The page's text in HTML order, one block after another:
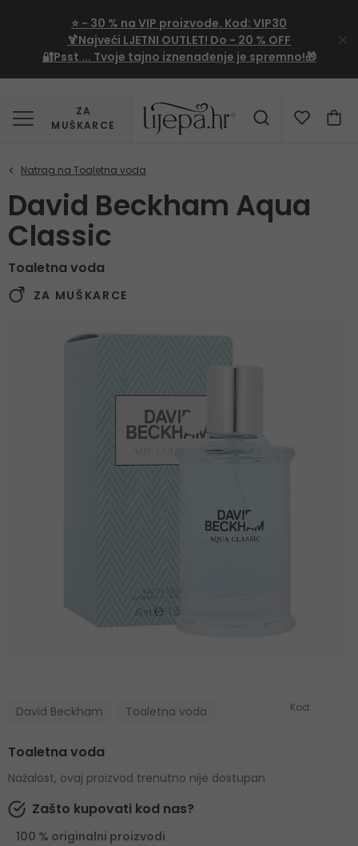
⭐ - 30 % na VIP proizvode. Kod: VIP30
🍹Najveći LJETNI OUTLET! Do - 20 % OFF
🔐Psst ... Tvoje tajno iznenađenje je spremno!🎁
ZA
MUŠKARCE
David Beckham Aqua
Classic
Toaletna voda
ZA MUŠKARCE
David Beckham Toaletna voda Kod:
Toaletna voda
Nažalost, ovaj proizvod trenutno nije dostupan
Zašto kupovati kod nas?
100 % originalni proizvodi